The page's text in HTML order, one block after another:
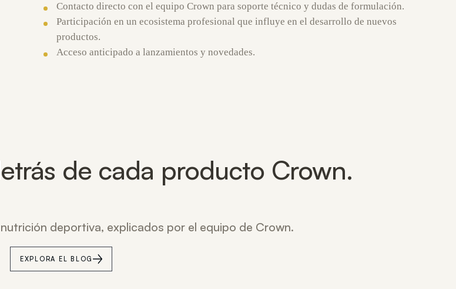
Contacto directo con el equipo Crown para soporte técnico y dudas de formulación.
Participación en un ecosistema profesional que influye en el desarrollo de nuevos
productos.
Acceso anticipado a lanzamientos y novedades.
de cada producto Crown.
deportiva, explicados por el equipo de Crown.
EXPLORA EL BLOG